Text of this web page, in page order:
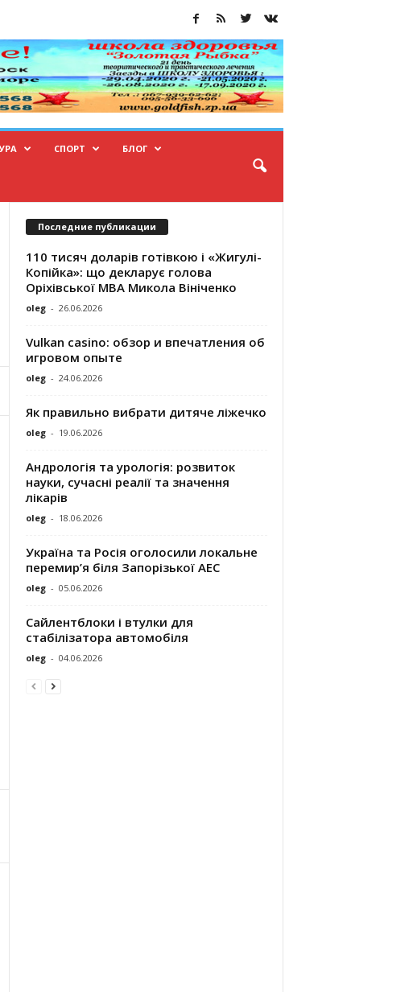
СПОРТ БЛОГ
Последние публикации
110 тисяч доларів готівкою і «Жигулі-
Копійка»: що декларує голова
Оріхівської МВА Микола Вініченко
oleg - 26.06.2026
Vulkan casino: обзор и впечатления об
игровом опыте
oleg - 24.06.2026
Як правильно вибрати дитяче ліжечко
oleg - 19.06.2026
Андрологія та урологія: розвиток
науки, сучасні реалії та значення
лікарів
oleg - 18.06.2026
Україна та Росія оголосили локальне
перемир’я біля Запорізької АЕС
oleg - 05.06.2026
Сайлентблоки і втулки для
стабілізатора автомобіля
oleg - 04.06.2026